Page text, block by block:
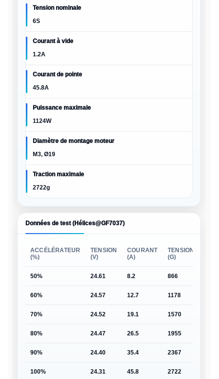
Tension nominale
6S
Courant à vide
1.2A
Courant de pointe
45.8A
Puissance maximale
1124W
Diamètre de montage moteur
M3, Ø19
Traction maximale
2722g
Données de test (Hélices@GF7037)
ACCÉLÉRATEUR
(%)
TENSION
(V)
COURANT
(A)
TENSION
(G)
50% 24.61 8.2 866
60% 24.57 12.7 1178
70% 24.52 19.1 1570
80% 24.47 26.5 1955
90% 24.40 35.4 2367
100% 24.31 45.8 2722